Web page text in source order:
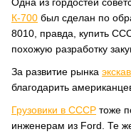
К-700 был сделан по
8010, правда, купить
похожую разработку
За развитие рынка
благодарить
Грузовики в СССР тоже
инженерам из Ford. Те